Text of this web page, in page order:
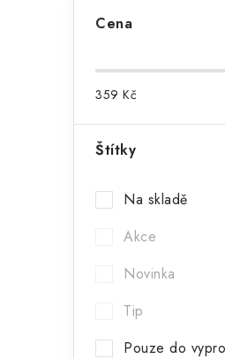
t
Cena
359 Kč
Štítky
Na skladě
Akce
Novinka
Tip
Pouze do